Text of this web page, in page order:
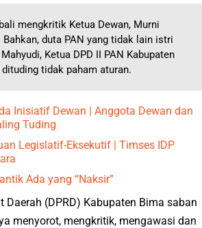
mengkritik Ketua Dewan, Murni
Bahkan, duta PAN yang tidak lain istri
Ketua DPD II PAN Kabupaten
tidak paham aturan.
Inisiatif Dewan | Anggota Dewan dan
Tuding
Legislatif-Eksekutif | Timses IDP
Ada yang “Naksir”
(DPRD) Kabupaten Bima saban
menyorot, mengkritik, mengawasi dan